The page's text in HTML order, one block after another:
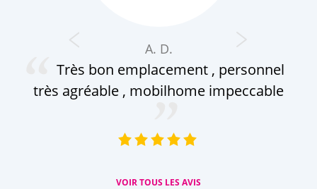
A. D.
Très bon emplacement , personnel
très agréable , mobilhome impeccable
VOIR TOUS LES AVIS